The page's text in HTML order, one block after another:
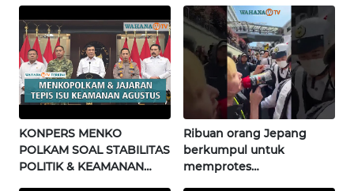
KONPERS MENKO
POLKAM SOAL STABILITAS
POLITIK & KEAMANAN
Ribuan orang Jepang
berkumpul untuk
memprotes
WN
BENGKULU
WN
LAMPUNG
JATENG